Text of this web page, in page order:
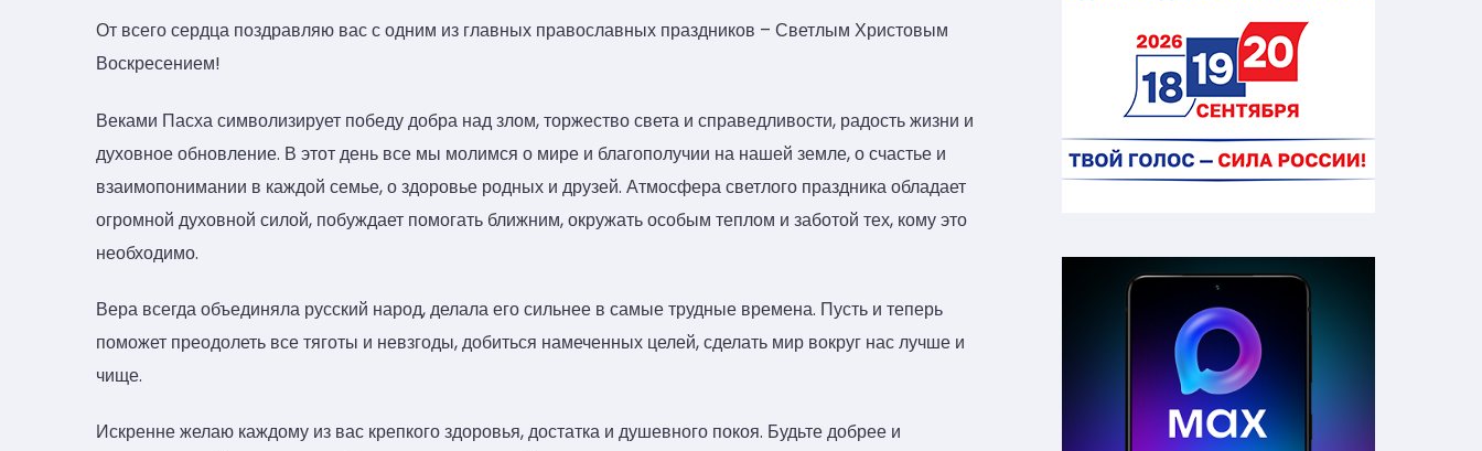
От всего сердца поздравляю вас с одним из главных православных праздников – Светлым Христовым
Воскресением!
Веками Пасха символизирует победу добра над злом, торжество света и справедливости, радость жизни и
духовное обновление. В этот день все мы молимся о мире и благополучии на нашей земле, о счастье и
взаимопонимании в каждой семье, о здоровье родных и друзей. Атмосфера светлого праздника обладает
огромной духовной силой, побуждает помогать ближним, окружать особым теплом и заботой тех, кому это
необходимо.
Вера всегда объединяла русский народ, делала его сильнее в самые трудные времена. Пусть и теперь
поможет преодолеть все тяготы и невзгоды, добиться намеченных целей, сделать мир вокруг нас лучше и
чище.
Искренне желаю каждому из вас крепкого здоровья, достатка и душевного покоя. Будьте добрее и